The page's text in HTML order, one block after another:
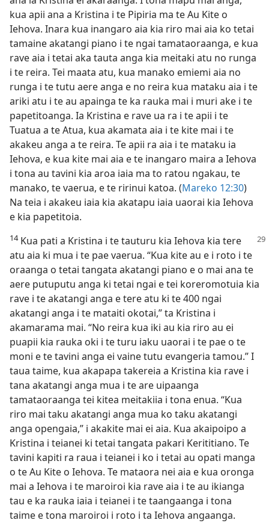
kua apii ana a Kristina i te Pipiria ma te Au Kite o
Iehova. Inara kua inangaro aia kia riro mai aia ko tetai
tamaine akatangi piano i te ngai tamataoraanga, e kua
rave aia i tetai aka tauta anga kia meitaki atu no runga
i te reira. Tei maata atu, kua manako emiemi aia no
runga i te tutu aere anga e no reira kua mataku aia i te
ariki atu i te au apainga te ka rauka mai i muri ake i te
papetitoanga. Ia Kristina e rave ua ra i te apii i te
Tuatua a te Atua, kua akamata aia i te kite mai i te
akakeu anga a te reira. Te apii ra aia i te mataku ia
Iehova, e kua kite mai aia e te inangaro maira a Iehova
i tona au tavini kia aroa iaia ma to ratou ngakau, te
manako, te vaerua, e te ririnui katoa. (Mareko 12:30)
Na teia i akakeu iaia kia akatapu iaia uaorai kia Iehova
e kia papetitoia.
14Kua pati a Kristina i te tauturu kia Iehova kia tere
atu aia ki mua i te pae vaerua. “Kua kite au e i roto i te
oraanga o tetai tangata akatangi piano e o mai ana te
aere putuputu anga ki tetai ngai e tei koreromotuia kia
rave i te akatangi anga e tere atu ki te 400 ngai
akatangi anga i te mataiti okotai,” ta Kristina i
akamarama mai. “No reira kua iki au kia riro au ei
puapii kia rauka oki i te turu iaku uaorai i te pae o te
moni e te tavini anga ei vaine tutu evangeria tamou.” I
taua taime, kua akapapa takereia a Kristina kia rave i
tana akatangi anga mua i te are uipaanga
tamataoraanga tei kitea meitakiia i tona enua. “Kua
riro mai taku akatangi anga mua ko taku akatangi
anga opengaia,” i akakite mai ei aia. Kua akaipoipo a
Kristina i teianei ki tetai tangata pakari Kerititiano. Te
tavini kapiti ra raua i teianei i ko i tetai au opati manga
o te Au Kite o Iehova. Te mataora nei aia e kua oronga
mai a Iehova i te maroiroi kia rave aia i te au ikianga
tau e ka rauka iaia i teianei i te taangaanga i tona
taime e tona maroiroi i roto i ta Iehova angaanga.